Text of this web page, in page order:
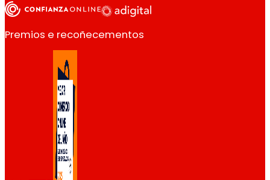
Premios e recoñecementos